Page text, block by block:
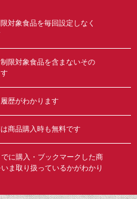
対象食品を毎回設定しなく
限対象食品を含まないその
歴がわかります
商品購入時も無料です
に購入・ブックマークした商
ま取り扱っているかがわかり